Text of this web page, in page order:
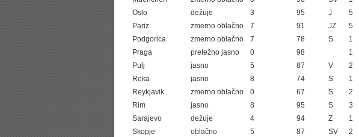
Oslo
dežuje 3 95 J 5
Pariz
zmerno oblačno 7 91 JZ 5
Podgorica
zmerno oblačno 7 78 S 1
Praga
pretežno jasno 0 98 1
Pulj
jasno 5 87 V 2
Reka
jasno 8 74 S 1
Reykjavik
zmerno oblačno 0 67 S 2
Rim
jasno 8 95 S 3
Sarajevo
dežuje 4 94 Z 1
Skopje
oblačno 5 87 SV 2